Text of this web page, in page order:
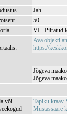
Jah
50
VI - Piiratud
Ava objekti
https://
Jõgeva
Jõgeva
või
Tapiku kraav
Mustassaare